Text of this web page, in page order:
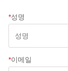
*성명
*이메일